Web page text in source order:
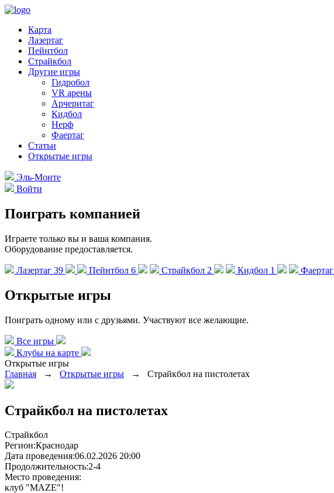
Карта
Лазертаг
Пейнтбол
Страйкбол
Другие игры
Гидробол
VR арены
Арчеритаг
Кидбол
Нерф
Фаертаг
Статьи
Открытые игры
Эль-Монте
Войти
Поиграть компанией
Играете только вы и ваша компания.
Оборудование предоставляется.
Лазертаг 39 Пейнтбол 6 Страйкбол 2 Кидбол 1 Фаертаг
Открытые игры
Поиграть одному или с друзьями. Участвуют все желающие.
Все игры
Клубы на карте
Открытые игры
Главная
→ Открытые игры → Страйкбол на пистолетах
Страйкбол на пистолетах
Страйкбол
Регион:Краснодар
Дата проведения:06.02.2026 20:00
Продолжительность:2-4
Место проведения:
клуб "MAZE"!